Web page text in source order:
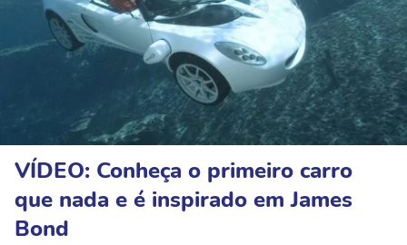
VÍDEO: Conheça o primeiro carro
que nada e é inspirado em James
Bond